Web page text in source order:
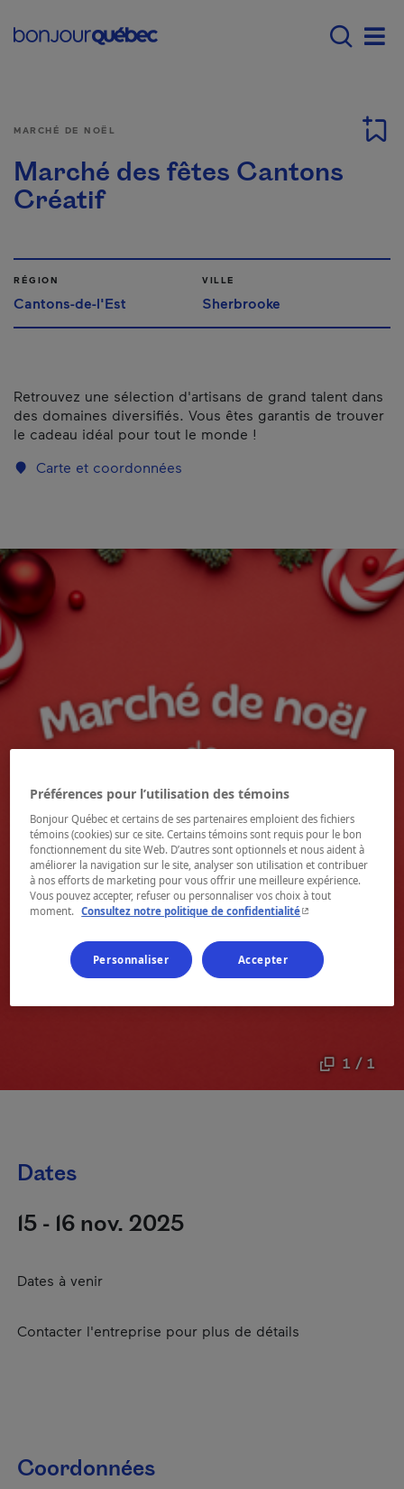
Main navigation -
1 / 1
MARCHÉ DE NOËL
Marché des fêtes Cantons
Créatif
RÉGION
Cantons-de-l'Est
VILLE
Sherbrooke
Retrouvez une sélection d'artisans de grand talent dans
des domaines diversifiés. Vous êtes garantis de trouver
le cadeau idéal pour tout le monde !
Carte et coordonnées
Dates
15 - 16 nov. 2025
Dates à venir
Contacter l'entreprise pour plus de détails
Coordonnées
Préférences pour l’utilisation des témoins
Bonjour Québec et certains de ses partenaires emploient des fichiers
témoins (cookies) sur ce site. Certains témoins sont requis pour le bon
fonctionnement du site Web. D’autres sont optionnels et nous aident à
améliorer la navigation sur le site, analyser son utilisation et contribuer
à nos efforts de marketing pour vous offrir une meilleure expérience.
Vous pouvez accepter, refuser ou personnaliser vos choix à tout
moment.
Consultez notre politique de confidentialité- Cet hyperlien
Personnaliser Accepter